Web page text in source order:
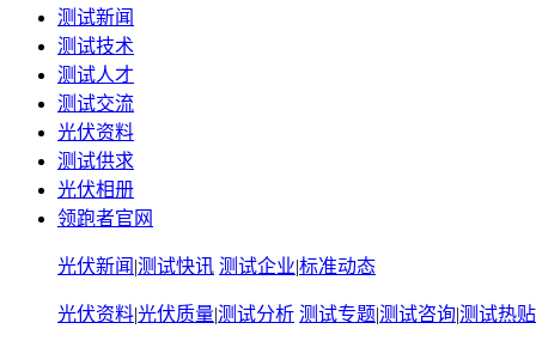
测试新闻
测试技术
测试人才
测试交流
光伏资料
测试供求
光伏相册
领跑者官网
光伏新闻 |测试快讯 测试企业|标准动态
光伏资料|光伏质量|测试分析 测试专题|测试咨询|测试热贴